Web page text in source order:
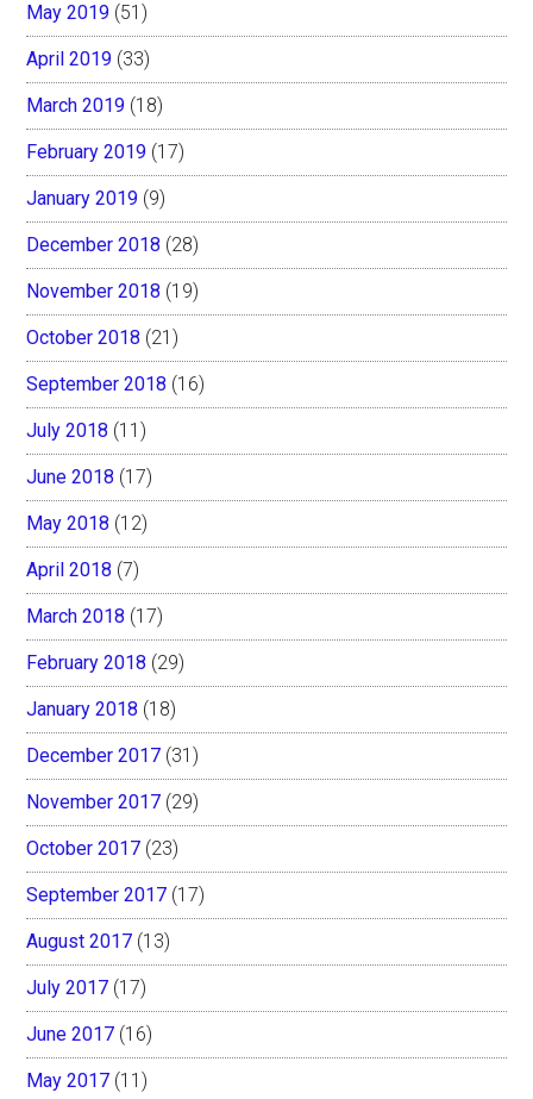
May 2019 (51)
April 2019 (33)
March 2019 (18)
February 2019 (17)
January 2019 (9)
December 2018 (28)
November 2018 (19)
October 2018 (21)
September 2018 (16)
July 2018 (11)
June 2018 (17)
May 2018 (12)
April 2018 (7)
March 2018 (17)
February 2018 (29)
January 2018 (18)
December 2017 (31)
November 2017 (29)
October 2017 (23)
September 2017 (17)
August 2017 (13)
July 2017 (17)
June 2017 (16)
May 2017 (11)